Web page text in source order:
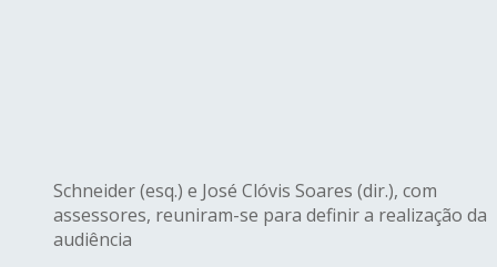
Schneider (esq.) e José Clóvis Soares (dir.), com
assessores, reuniram-se para definir a realização da
audiência